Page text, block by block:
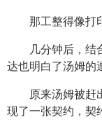
那工整得像打
几分钟后，结
达也明白了汤姆的
原来汤姆被赶
现了一张契约，契